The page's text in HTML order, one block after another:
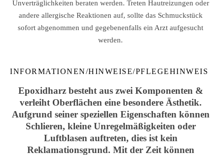
Unverträglichkeiten beraten werden. Treten Hautreizungen oder
andere allergische Reaktionen auf, sollte das Schmuckstück
sofort abgenommen und gegebenenfalls ein Arzt aufgesucht
werden.
INFORMATIONEN/HINWEISE/PFLEGEHINWEIS
Epoxidharz besteht aus zwei Komponenten &
verleiht Oberflächen eine besondere Ästhetik.
Aufgrund seiner speziellen Eigenschaften können
Schlieren, kleine Unregelmäßigkeiten oder
Luftblasen auftreten, dies ist kein
Reklamationsgrund. Mit der Zeit können